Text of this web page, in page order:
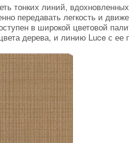
тонких линий,
передавать легкость и
в широкой цветовой
дерева, и линию Luce с
Cогласен с условиями